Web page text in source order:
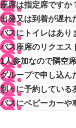
座席は指定席ですか
出発又は到着が遅れ
バスにトイレはあり
バス座席のリクエス
1人参加なので隣空
グループで申し込ん
別々に予約している
バスにベビーカーや